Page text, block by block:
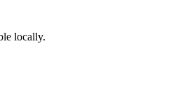
locally.